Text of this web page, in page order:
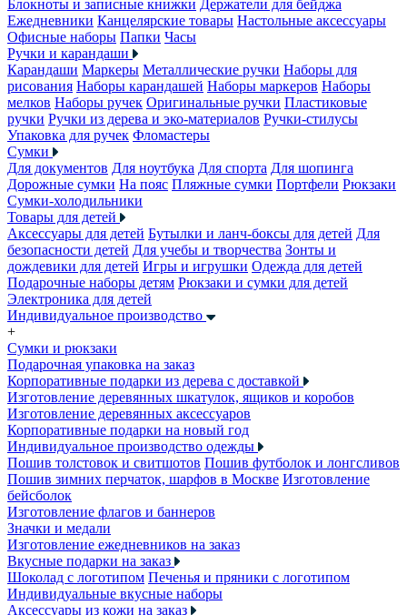
Блокноты и записные книжки Держатели для бейджа
Ежедневники Канцелярские товары Настольные аксессуары
Офисные наборы Папки Часы
Ручки и карандаши
Карандаши Маркеры Металлические ручки Наборы для
рисования Наборы карандашей Наборы маркеров Наборы
мелков Наборы ручек Оригинальные ручки Пластиковые
ручки Ручки из дерева и эко-материалов Ручки-стилусы
Упаковка для ручек Фломастеры
Сумки
Для документов Для ноутбука Для спорта Для шопинга
Дорожные сумки На пояс Пляжные сумки Портфели Рюкзаки
Сумки-холодильники
Товары для детей
Аксессуары для детей Бутылки и ланч-боксы для детей Для
безопасности детей Для учебы и творчества Зонты и
дождевики для детей Игры и игрушки Одежда для детей
Подарочные наборы детям Рюкзаки и сумки для детей
Электроника для детей
Индивидуальное производство
+
Сумки и рюкзаки
Подарочная упаковка на заказ
Корпоративные подарки из дерева с доставкой
Изготовление деревянных шкатулок, ящиков и коробов
Изготовление деревянных аксессуаров
Корпоративные подарки на новый год
Индивидуальное производство одежды
Пошив толстовок и свитшотов Пошив футболок и лонгсливов
Пошив зимних перчаток, шарфов в Москве Изготовление
бейсболок
Изготовление флагов и баннеров
Значки и медали
Изготовление ежедневников на заказ
Вкусные подарки на заказ
Шоколад с логотипом Печенья и пряники с логотипом
Индивидуальные вкусные наборы
Аксессуары из кожи на заказ